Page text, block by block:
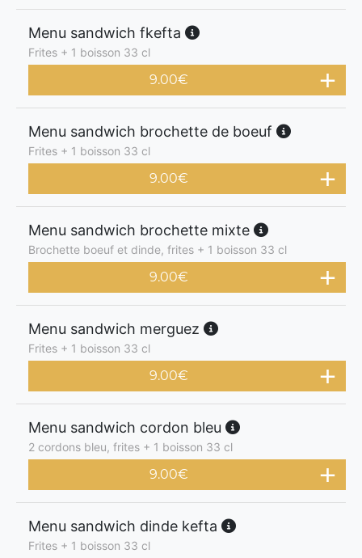
Menu sandwich fkefta
Frites + 1 boisson 33 cl
9.00€
Menu sandwich brochette de boeuf
Frites + 1 boisson 33 cl
9.00€
Menu sandwich brochette mixte
Brochette boeuf et dinde, frites + 1 boisson 33 cl
9.00€
Menu sandwich merguez
Frites + 1 boisson 33 cl
9.00€
Menu sandwich cordon bleu
2 cordons bleu, frites + 1 boisson 33 cl
9.00€
Menu sandwich dinde kefta
Frites + 1 boisson 33 cl